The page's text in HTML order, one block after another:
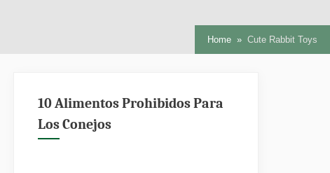
Home Cute Rabbit Toys
10 Alimentos Prohibidos Para
Los Conejos